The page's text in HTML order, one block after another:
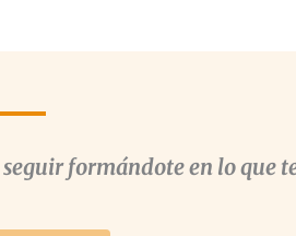
formándote en lo que